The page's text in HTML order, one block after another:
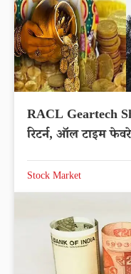
RACL Geartech
रिटर्न, ऑल टाइम
Stock Market